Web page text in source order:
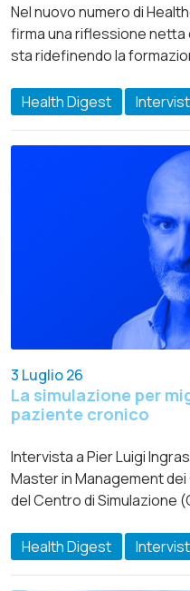
Nel nuovo numero di
firma una riflessione
sta ridefinendo la
Health Digest
3 Luglio 26
La simulazione per
paziente cronico
Intervista a Pier Luigi
Master in Management
del Centro di Simulazione
Health Digest